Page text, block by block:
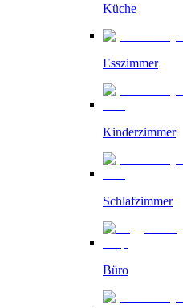
Küche
Esszimmer
Kinderzimmer
Schlafzimmer
Büro